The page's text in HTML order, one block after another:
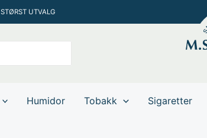
STØRST UTVALG
Humidor Tobakk Sigaretter